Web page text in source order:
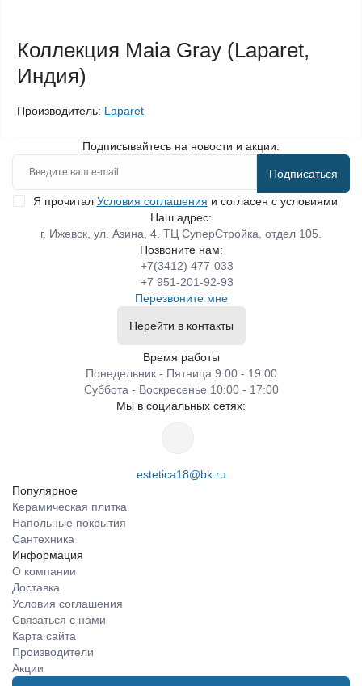
Коллекция Maia Gray (Laparet,
Индия)
Производитель: Laparet
Подписывайтесь на новости и акции:
Подписаться
Я прочитал Условия соглашения и согласен с условиями
Наш адрес:
г. Ижевск, ул. Азина, 4. ТЦ СуперСтройка, отдел 105.
Позвоните нам:
+7(3412) 477-033
+7 951-201-92-93
Перезвоните мне
Перейти в контакты
Время работы
Понедельник - Пятница 9:00 - 19:00
Суббота - Воскресенье 10:00 - 17:00
Мы в социальных сетях:
estetica18@bk.ru
Популярное
Керамическая плитка
Напольные покрытия
Сантехника
Информация
О компании
Доставка
Условия соглашения
Связаться с нами
Карта сайта
Производители
Акции